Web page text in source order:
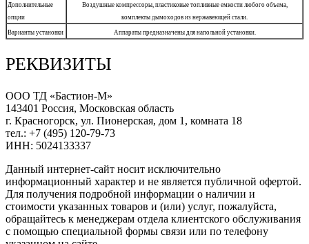
Дополнительные
опции
Воздушные компрессоры, пластиковые топливные емкости любого объема,
комплекты дымоходов из нержавеющей стали.
Варианты установки Аппараты предназначены для напольной установки.
РЕКВИЗИТЫ
ООО ТД «Бастион-М»
143401 Россия, Московская область
г. Красногорск, ул. Пионерская, дом 1, комната 18
тел.: +7 (495) 120-79-73
ИНН: 5024133337
Данный интернет-сайт носит исключительно
информационный характер и не является публичной офертой.
Для получения подробной информации о наличии и
стоимости указанных товаров и (или) услуг, пожалуйста,
обращайтесь к менеджерам отдела клиентского обслуживания
с помощью специальной формы связи или по телефону